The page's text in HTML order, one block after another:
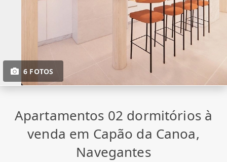
6 FOTOS
Apartamentos 02 dormitórios à
venda em Capão da Canoa,
Navegantes